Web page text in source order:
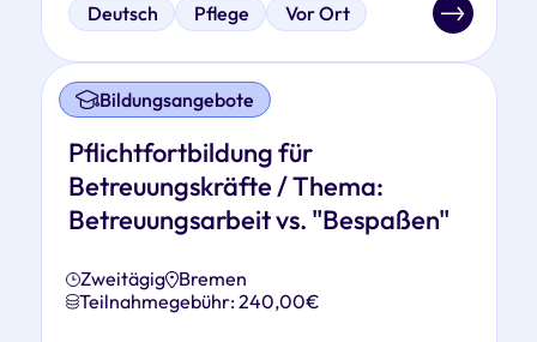
Deutsch Pflege Vor Ort
Bildungsangebote
Pflichtfortbildung für
Betreuungskräfte / Thema:
Betreuungsarbeit vs. "Bespaßen"
Zweitägig Bremen
Teilnahmegebühr: 240,00€